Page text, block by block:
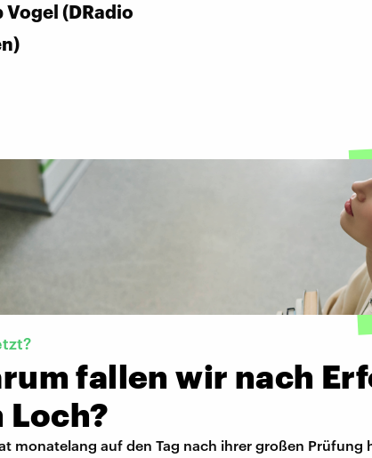
Vogel (DRadio
fallen wir nach
Loch?
monatelang auf den Tag nach ihrer großen Prüfung